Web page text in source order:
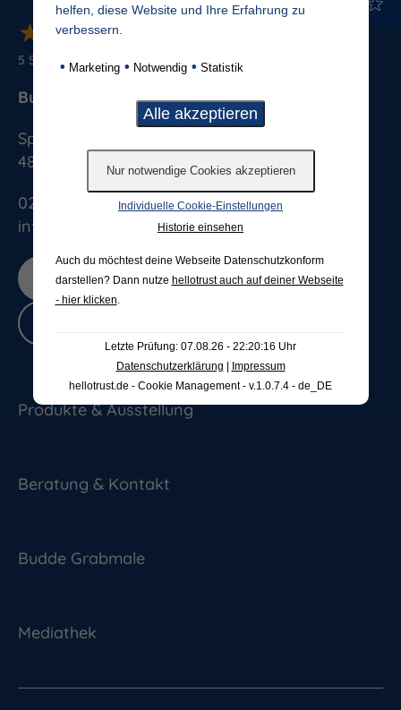
★
★★★★
★ ★★★★
5 Sterne von 887 Bewertungen
Budde Grabmale GmbH & Co. KG
info@budde-grabmale.de
025813076
Splieterstrasse 41
48231
Warendorf
Jetzt bewerten
Produkte & Ausstellung
Beratung & Kontakt
Budde Grabmale
Mediathek
helfen, diese Website und Ihre Erfahrung zu
verbessern.
• Marketing • Notwendig • Statistik
Individuelle Cookie-Einstellungen
Historie einsehen
Auch du möchtest deine Webseite Datenschutzkonform
darstellen? Dann nutze hellotrust auch auf deiner Webseite
- hier klicken.
Letzte Prüfung: 07.08.26 - 22:20:16 Uhr
Datenschutzerklärung
Impressum
hellotrust.de - Cookie Management - v.1.0.7.4 - de_DE